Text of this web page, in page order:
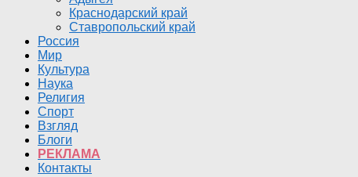
Краснодарский край
Ставропольский край
Россия
Мир
Культура
Наука
Религия
Спорт
Взгляд
Блоги
РЕКЛАМА
Контакты